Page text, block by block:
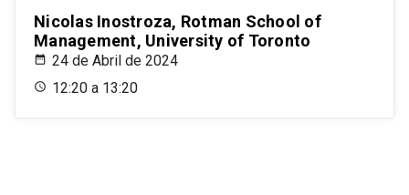
Nicolas Inostroza, Rotman School of
Management, University of Toronto
24 de Abril de 2024
12:20 a 13:20